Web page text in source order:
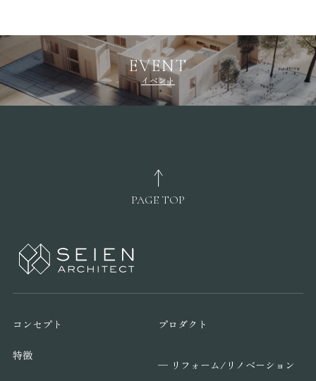
EVENT
イベント
PAGE TOP
コンセプト
特徴
プロダクト
─ リフォーム/リノベーション